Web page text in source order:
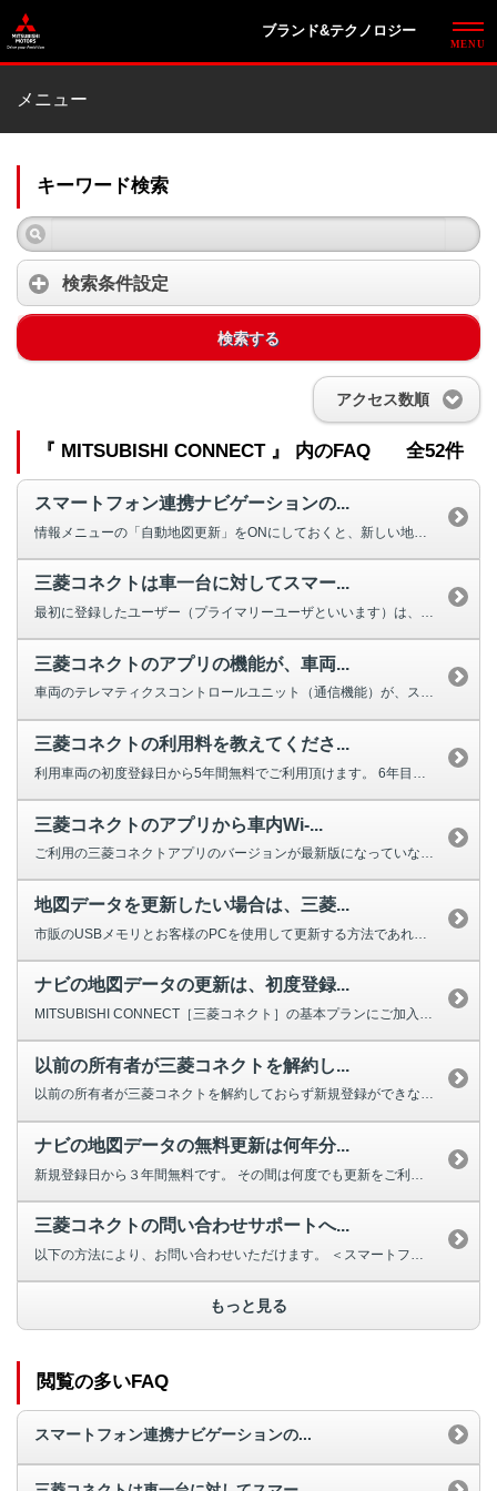
ブランド&テクノロジー
メニュー
キーワード検索
検索条件設定
検索する
アクセス数順
『 MITSUBISHI CONNECT 』 内のFAQ 全52件
スマートフォン連携ナビゲーションの...
三菱コネクトは車一台に対してスマー...
最初に登録したユーザー（プライマリーユーザといいます）は、最大３名のユーザ...
三菱コネクトのアプリの機能が、車両...
車両のテレマティクスコントロールユニット（通信機能）が、スリープ状態（電力...
三菱コネクトの利用料を教えてくださ...
利用車両の初度登録日から5年間無料でご利用頂けます。 6年目以降は7,9...
三菱コネクトのアプリから車内Wi-...
ご利用の三菱コネクトアプリのバージョンが最新版になっていない可能性が考えら...
地図データを更新したい場合は、三菱...
ナビの地図データの更新は、初度登録...
MITSUBISHI CONNECT［三菱コネクト］の基本プランにご加入い...
以前の所有者が三菱コネクトを解約し...
以前の所有者が三菱コネクトを解約しておらず新規登録ができない場合は、三菱自...
ナビの地図データの無料更新は何年分...
三菱コネクトの問い合わせサポートへ...
以下の方法により、お問い合わせいただけます。 ＜スマートフォン連携ナ...
もっと見る
閲覧の多いFAQ
スマートフォン連携ナビゲーションの...